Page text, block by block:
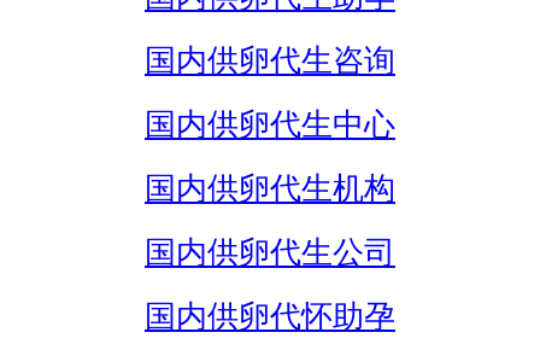
国内供卵代生咨询
国内供卵代生中心
国内供卵代生机构
国内供卵代生公司
国内供卵代怀助孕